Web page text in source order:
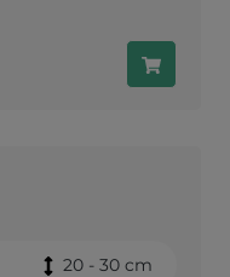
20 - 30 cm